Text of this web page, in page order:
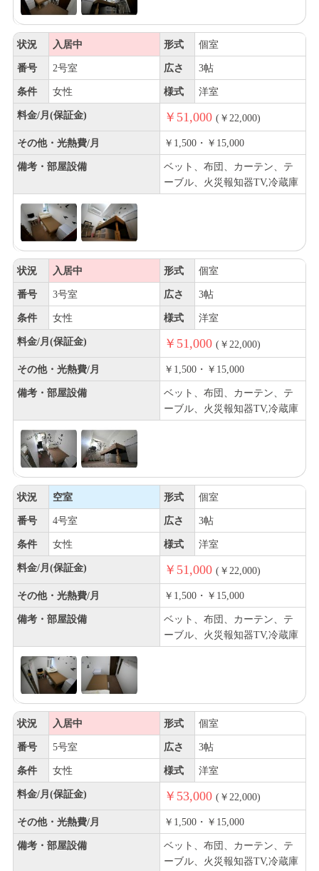
状況 入居中 形式 個室
番号 2号室 広さ 3帖
条件 女性 様式 洋室
料金/月(保証金) ￥51,000 (￥22,000)
その他・光熱費/月 ￥1,500・￥15,000
備考・部屋設備
ベット、布団、カーテン、テ
ーブル、火災報知器TV,冷蔵庫
状況 入居中 形式 個室
番号 3号室 広さ 3帖
条件 女性 様式 洋室
料金/月(保証金) ￥51,000 (￥22,000)
その他・光熱費/月 ￥1,500・￥15,000
備考・部屋設備
ベット、布団、カーテン、テ
ーブル、火災報知器TV,冷蔵庫
状況 空室 形式 個室
番号 4号室 広さ 3帖
条件 女性 様式 洋室
料金/月(保証金) ￥51,000 (￥22,000)
その他・光熱費/月 ￥1,500・￥15,000
備考・部屋設備
ベット、布団、カーテン、テ
ーブル、火災報知器TV,冷蔵庫
状況 入居中 形式 個室
番号 5号室 広さ 3帖
条件 女性 様式 洋室
料金/月(保証金) ￥53,000 (￥22,000)
その他・光熱費/月 ￥1,500・￥15,000
備考・部屋設備
ベット、布団、カーテン、テ
ーブル、火災報知器TV,冷蔵庫